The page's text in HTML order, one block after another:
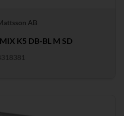
AB
K5 DB-BL M SD